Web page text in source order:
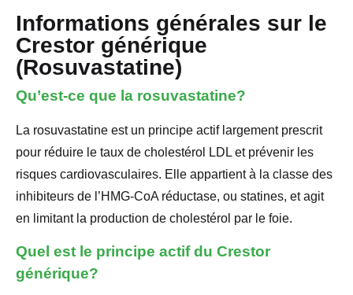
Informations générales sur le
Crestor générique
(Rosuvastatine)
Qu’est-ce que la rosuvastatine?
La rosuvastatine est un principe actif largement prescrit
pour réduire le taux de cholestérol LDL et prévenir les
risques cardiovasculaires. Elle appartient à la classe des
inhibiteurs de l’HMG-CoA réductase, ou statines, et agit
en limitant la production de cholestérol par le foie.
Quel est le principe actif du Crestor
générique?